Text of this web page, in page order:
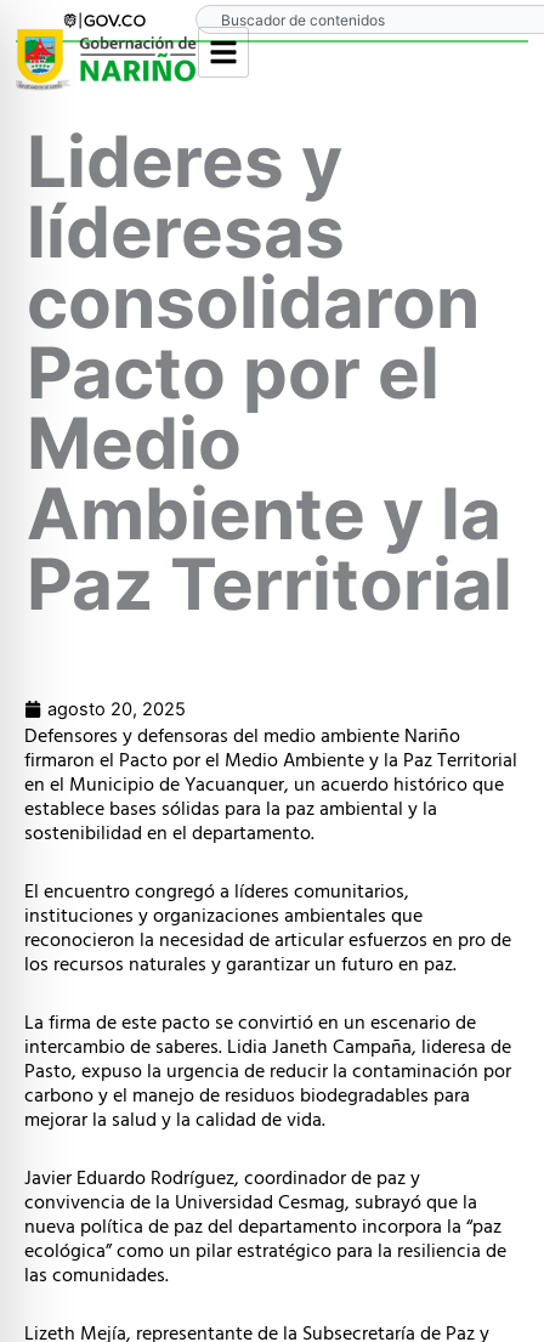
contenido
Search
Lideres y
líderesas
consolidaron
Pacto por el
Medio
Ambiente y la
Paz Territorial
agosto 20, 2025
Defensores y defensoras del medio ambiente Nariño
firmaron el Pacto por el Medio Ambiente y la Paz Territorial
en el Municipio de Yacuanquer, un acuerdo histórico que
establece bases sólidas para la paz ambiental y la
sostenibilidad en el departamento.
El encuentro congregó a líderes comunitarios,
instituciones y organizaciones ambientales que
reconocieron la necesidad de articular esfuerzos en pro de
los recursos naturales y garantizar un futuro en paz.
La firma de este pacto se convirtió en un escenario de
intercambio de saberes. Lidia Janeth Campaña, lideresa de
Pasto, expuso la urgencia de reducir la contaminación por
carbono y el manejo de residuos biodegradables para
mejorar la salud y la calidad de vida.
Javier Eduardo Rodríguez, coordinador de paz y
convivencia de la Universidad Cesmag, subrayó que la
nueva política de paz del departamento incorpora la “paz
ecológica” como un pilar estratégico para la resiliencia de
las comunidades.
Lizeth Mejía, representante de la Subsecretaría de Paz y